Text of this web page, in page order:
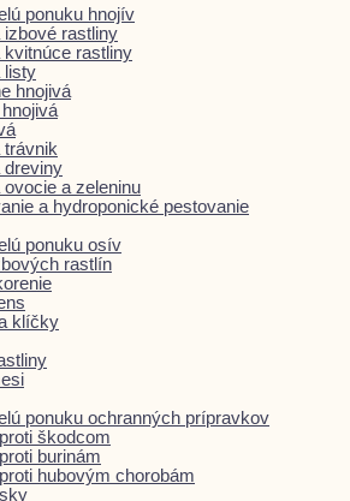
ponuku hnojív
izbové rastliny
kvitnúce rastliny
listy
hnojivá
trávnik
dreviny
ovocie a zeleninu
a hydroponické pestovanie
ponuku osív
rastlín
klíčky
ponuku ochranných prípravkov
škodcom
burinám
hubovým chorobám